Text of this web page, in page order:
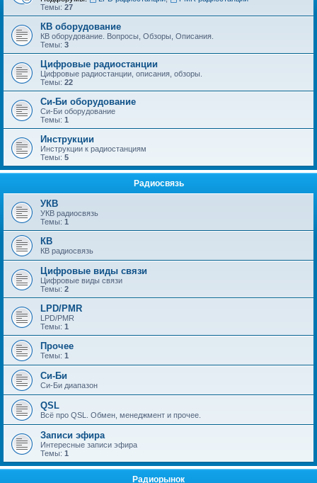
Темы: 27
КВ оборудование
КВ оборудование. Вопросы, Обзоры, Описания.
Темы: 3
Цифровые радиостанции
Цифровые радиостанции, описания, обзоры.
Темы: 22
Си-Би оборудование
Си-Би оборудование
Темы: 1
Инструкции
Инструкции к радиостанциям
Темы: 5
Радиосвязь
УКВ
УКВ радиосвязь
Темы: 1
КВ
КВ радиосвязь
Цифровые виды связи
Цифровые виды связи
Темы: 2
LPD/PMR
LPD/PMR
Темы: 1
Прочее
Темы: 1
Си-Би
Си-Би диапазон
QSL
Всё про QSL. Обмен, менеджмент и прочее.
Записи эфира
Интересные записи эфира
Темы: 1
Радиорынок